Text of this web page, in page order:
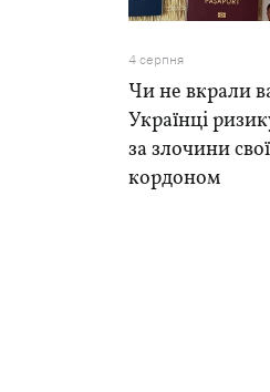
4 серпня
Чи не вкрали
Українці
за злочини
кордоном